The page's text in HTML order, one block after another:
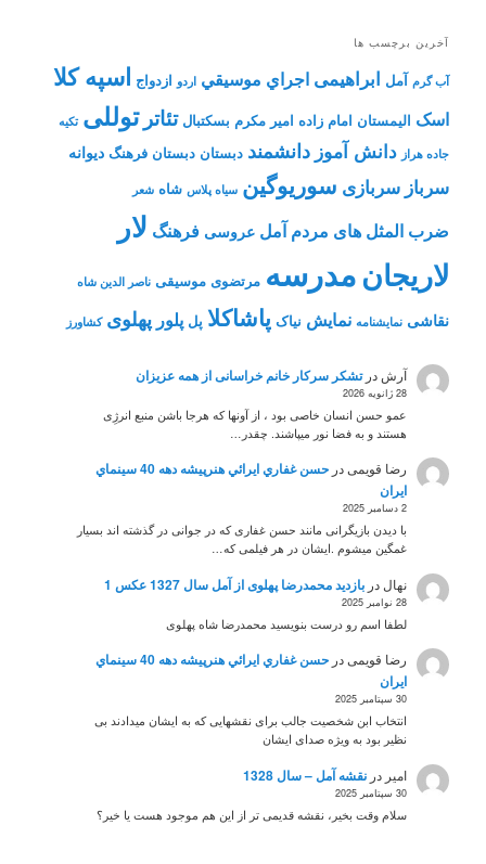
آخرین برچسب ها
آب گرم آمل ابراهیمی اجراي موسيقي اردو ازدواج اسپه کلا
اسک الیمستان امام زاده امیر مکرم بسکتبال تئاتر توللی تکیه
جاده هراز دانش آموز دانشمند دبستان دبستان فرهنگ دیوانه
سرباز سربازی سوریوگین سیاه پلاس شاه شعر
ضرب المثل های مردم آمل عروسی فرهنگ لار
لاریجانمدرسه مرتضوی موسیقی ناصر الدین شاه
نقاشی نمايشنامه نمایش نیاک پاشاکلا پل پلور پهلوی کشاورز
آرش درتشکر سرکار خانم خراسانی از همه عزیزان
28 ژانویه 2026
عمو حسن انسان خاصی بود ، از آونها که هرجا باشن منبع انرژِی
هستند و به فضا نور میپاشند. چقدر…
رضا قویمیدر
حسن غفاري ايرائي هنرپيشه دهه 40 سينماي
ايران
2 دسامبر 2025
با دیدن بازیگرانی مانند حسن غفاری که در جوانی در گذشته اند بسیار
غمگین میشوم .ایشان در هر فیلمی که…
نهال دربازدید محمدرضا پهلوی از آمل سال 1327 عکس 1
28 نوامبر 2025
لطفا اسم رو درست بنویسید محمدرضا شاه پهلوی
رضا قویمیدر
حسن غفاري ايرائي هنرپيشه دهه 40 سينماي
ايران
30 سپتامبر 2025
انتخاب ابن شخصیت جالب برای نقشهایی که به ایشان میدادند بی
نظیر بود به ویژه صدای ایشان
امیر درنقشه آمل – سال 1328
30 سپتامبر 2025
سلام وقت بخیر، نقشه قدیمی تر از این هم موجود هست یا خیر؟